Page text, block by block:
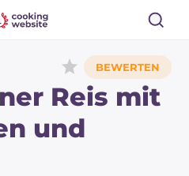
Reis mit
und